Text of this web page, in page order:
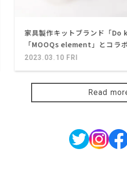
家具製作キットブランド「
「MOOQs element」とコラ
2023.03.10 FRI
Read